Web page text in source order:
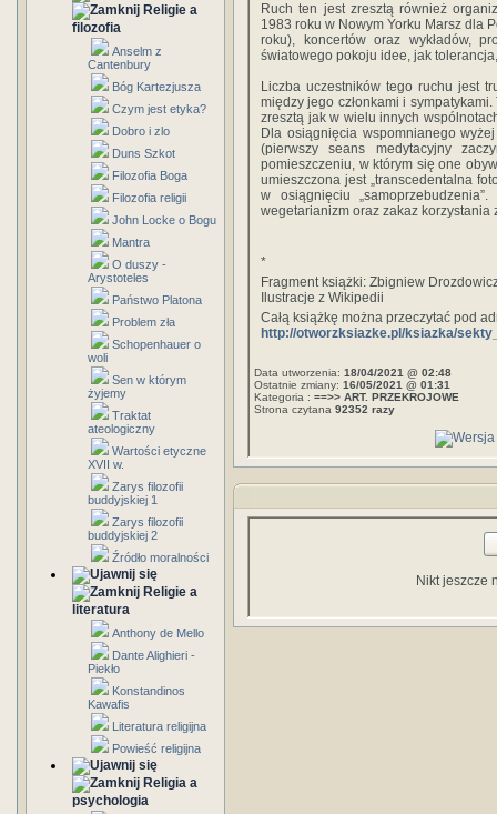
Religie a
filozofia
Anselm z
Cantenbury
Bóg Kartezjusza
Czym jest etyka?
Dobro i zlo
Duns Szkot
Filozofia Boga
Filozofia religii
John Locke o Bogu
Mantra
O duszy -
Arystoteles
Państwo Platona
Problem zła
Schopenhauer o
woli
Sen w którym
żyjemy
Traktat
ateologiczny
Wartości etyczne
XVII w.
Zarys filozofii
buddyjskiej 1
Zarys filozofii
buddyjskiej 2
Źródło moralności
Religie a
literatura
Anthony de Mello
Dante Alighieri -
Piekło
Konstandinos
Kawafis
Literatura religijna
Powieść religijna
Religia a
psychologia
Ruch ten jest zresztą również
1983 roku w Nowym Yorku Marsz dla
roku), koncertów oraz wykładów,
światowego pokoju idee, jak
Liczba uczestników tego ruchu jest
między jego członkami i
zresztą jak w wielu innych
Dla osiągnięcia wspomnianego
(pierwszy seans medytacyjny
pomieszczeniu, w którym się one
umieszczona jest „transcedentalna
w osiągnięciu
wegetarianizm oraz zakaz korzystania
*
Fragment książki: Zbigniew
Ilustracje z Wikipedii
Całą książkę można przeczytać pod
http://otworzksiazke.pl/ksiazka/
Data utworzenia: 18/04/2021 @ 02:48
Ostatnie zmiany: 16/05/2021 @ 01:31
Kategoria : ==>> ART. PRZEKROJOWE
Strona czytana 92352 razy
Nikt jeszcze